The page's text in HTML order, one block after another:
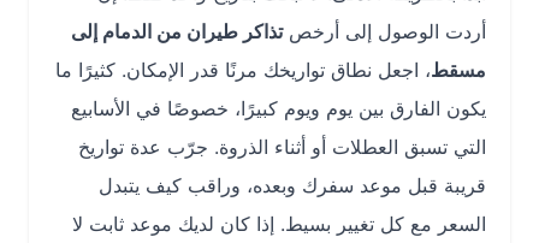
أردت الوصول إلى أرخص تذاكر طيران من الدمام إلى
مسقط، اجعل نطاق تواريخك مرنًا قدر الإمكان. كثيرًا ما
يكون الفارق بين يوم ويوم كبيرًا، خصوصًا في الأسابيع
التي تسبق العطلات أو أثناء الذروة. جرّب عدة تواريخ
قريبة قبل موعد سفرك وبعده، وراقب كيف يتبدل
السعر مع كل تغيير بسيط. إذا كان لديك موعد ثابت لا